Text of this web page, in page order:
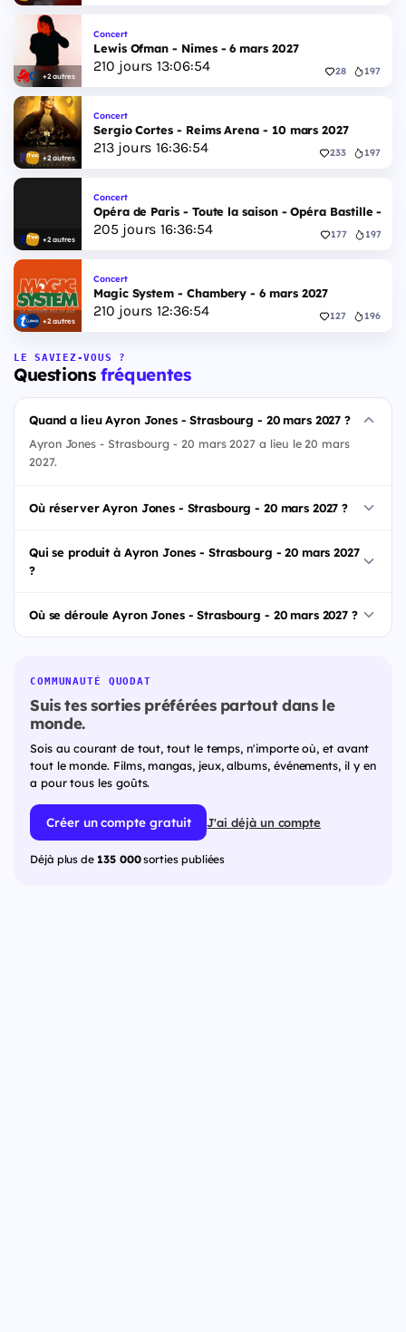
+2 autres
Concert
Lewis Ofman - Nimes - 6 mars 2027
210 jours 13:06:53 28 197
+2 autres
Concert
Sergio Cortes - Reims Arena - 10 mars 2027
213jours 16:36:53 233 197
+2 autres
Concert
Opéra de Paris - Toute la saison - Opéra Bastille - 2
205 jours 16:36:53 177 197
+2 autres
Concert
Magic System - Chambery - 6 mars 2027
210 jours 12:36:53 127 196
LE SAVIEZ-VOUS ?
Questionsfréquentes
Quand a lieu Ayron Jones - Strasbourg - 20 mars 2027 ?
Ayron Jones - Strasbourg - 20 mars 2027 a lieu le 20 mars
2027.
Où réserver Ayron Jones - Strasbourg - 20 mars 2027 ?
Qui se produit à Ayron Jones - Strasbourg - 20 mars 2027
?
Où se déroule Ayron Jones - Strasbourg - 20 mars 2027 ?
COMMUNAUTÉ QUODAT
Suis tes sorties préférées partout dans le
monde.
Sois au courant de tout, tout le temps, n'importe où, et avant
tout le monde. Films, mangas, jeux, albums, événements, il y en
a pour tous les goûts.
Créer un compte gratuit J'ai déjà un compte
Déjà plus de 135 000sorties publiées